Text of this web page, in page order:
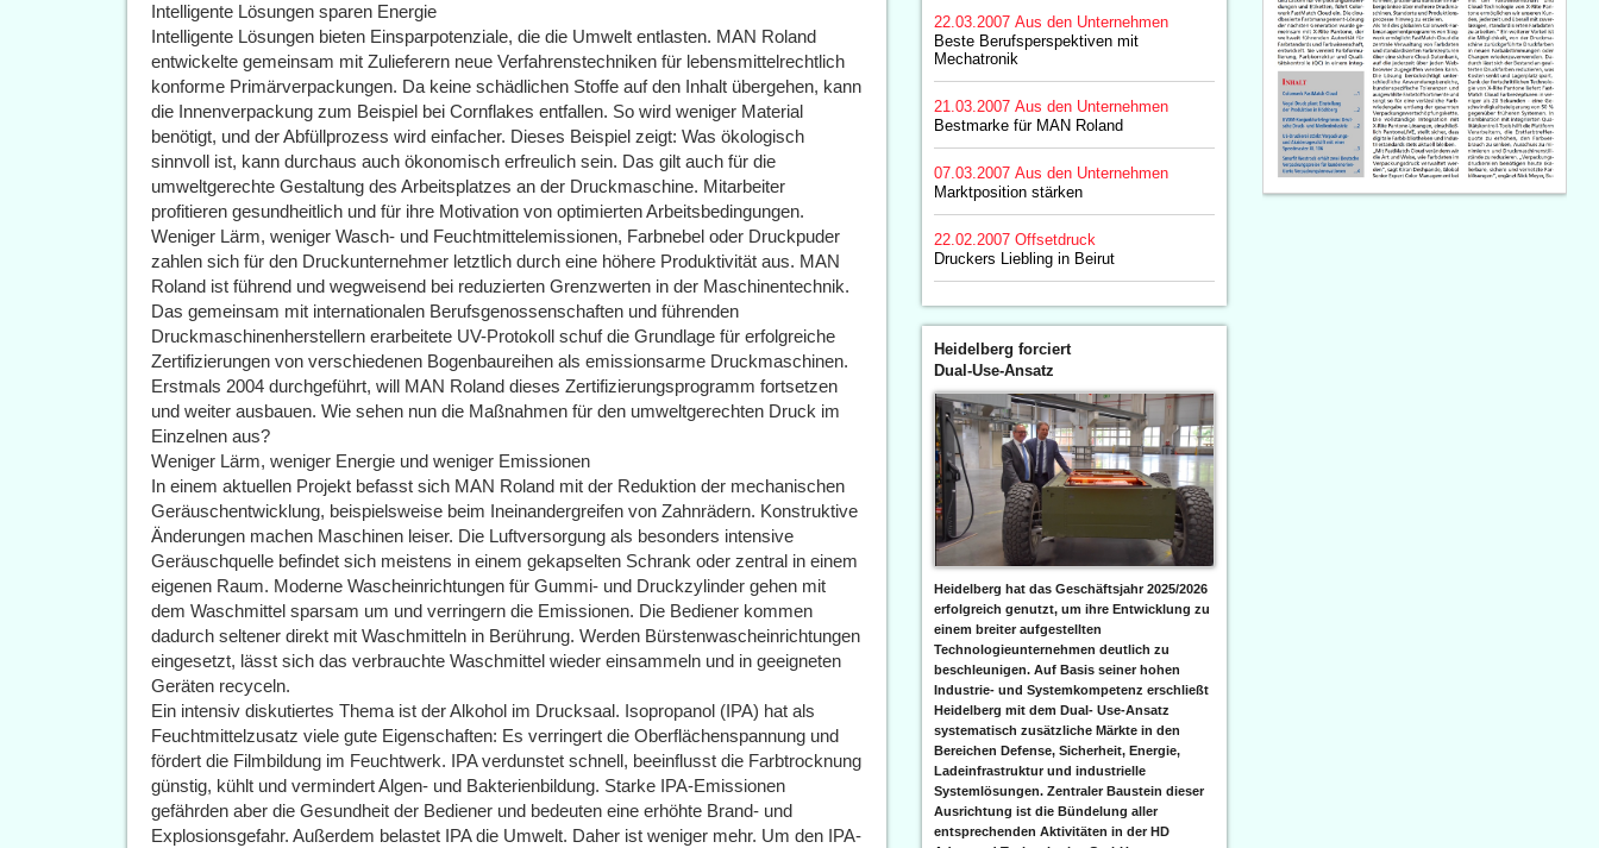
Intelligente Lösungen sparen Energie
Intelligente Lösungen bieten Einsparpotenziale, die die Umwelt entlasten. MAN Roland
entwickelte gemeinsam mit Zulieferern neue Verfahrenstechniken für lebensmittelrechtlich
konforme Primärverpackungen. Da keine schädlichen Stoffe auf den Inhalt übergehen, kann
die Innenverpackung zum Beispiel bei Cornflakes entfallen. So wird weniger Material
benötigt, und der Abfüllprozess wird einfacher. Dieses Beispiel zeigt: Was ökologisch
sinnvoll ist, kann durchaus auch ökonomisch erfreulich sein. Das gilt auch für die
umweltgerechte Gestaltung des Arbeitsplatzes an der Druckmaschine. Mitarbeiter
profitieren gesundheitlich und für ihre Motivation von optimierten Arbeitsbedingungen.
Weniger Lärm, weniger Wasch- und Feuchtmittelemissionen, Farbnebel oder Druckpuder
zahlen sich für den Druckunternehmer letztlich durch eine höhere Produktivität aus. MAN
Roland ist führend und wegweisend bei reduzierten Grenzwerten in der Maschinentechnik.
Das gemeinsam mit internationalen Berufsgenossenschaften und führenden
Druckmaschinenherstellern erarbeitete UV-Protokoll schuf die Grundlage für erfolgreiche
Zertifizierungen von verschiedenen Bogenbaureihen als emissionsarme Druckmaschinen.
Erstmals 2004 durchgeführt, will MAN Roland dieses Zertifizierungsprogramm fortsetzen
und weiter ausbauen. Wie sehen nun die Maßnahmen für den umweltgerechten Druck im
Einzelnen aus?
Weniger Lärm, weniger Energie und weniger Emissionen
In einem aktuellen Projekt befasst sich MAN Roland mit der Reduktion der mechanischen
Geräuschentwicklung, beispielsweise beim Ineinandergreifen von Zahnrädern. Konstruktive
Änderungen machen Maschinen leiser. Die Luftversorgung als besonders intensive
Geräuschquelle befindet sich meistens in einem gekapselten Schrank oder zentral in einem
eigenen Raum. Moderne Wascheinrichtungen für Gummi- und Druckzylinder gehen mit
dem Waschmittel sparsam um und verringern die Emissionen. Die Bediener kommen
dadurch seltener direkt mit Waschmitteln in Berührung. Werden Bürstenwascheinrichtungen
eingesetzt, lässt sich das verbrauchte Waschmittel wieder einsammeln und in geeigneten
Geräten recyceln.
Ein intensiv diskutiertes Thema ist der Alkohol im Drucksaal. Isopropanol (IPA) hat als
Feuchtmittelzusatz viele gute Eigenschaften: Es verringert die Oberflächenspannung und
fördert die Filmbildung im Feuchtwerk. IPA verdunstet schnell, beeinflusst die Farbtrocknung
günstig, kühlt und vermindert Algen- und Bakterienbildung. Starke IPA-Emissionen
gefährden aber die Gesundheit der Bediener und bedeuten eine erhöhte Brand- und
Explosionsgefahr. Außerdem belastet IPA die Umwelt. Daher ist weniger mehr. Um den IPA-
22.03.2007 Aus den Unternehmen
Beste Berufsperspektiven mit
Mechatronik
21.03.2007 Aus den Unternehmen
Bestmarke für MAN Roland
07.03.2007 Aus den Unternehmen
Marktposition stärken
22.02.2007 Offsetdruck
Druckers Liebling in Beirut
Heidelberg forciert
Dual-Use-Ansatz
Heidelberg hat das Geschäftsjahr 2025/2026
erfolgreich genutzt, um ihre Entwicklung zu
einem breiter aufgestellten
Technologieunternehmen deutlich zu
beschleunigen. Auf Basis seiner hohen
Industrie- und Systemkompetenz erschließt
Heidelberg mit dem Dual- Use-Ansatz
systematisch zusätzliche Märkte in den
Bereichen Defense, Sicherheit, Energie,
Ladeinfrastruktur und industrielle
Systemlösungen. Zentraler Baustein dieser
Ausrichtung ist die Bündelung aller
entsprechenden Aktivitäten in der HD